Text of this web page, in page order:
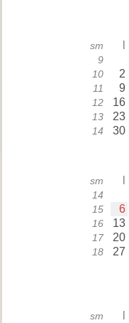
sm
9
10 2
11 9
12 16
13 23
14 30
sm
14
15 6
16 13
17 20
18 27
sm